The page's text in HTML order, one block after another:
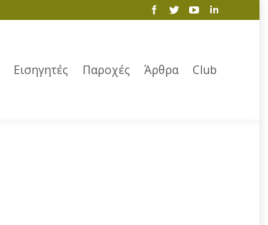
Εισηγητές Παροχές Άρθρα Club